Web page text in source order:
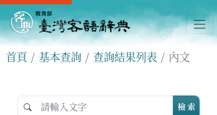
首頁 基本查詢 查詢結果列表 內文
檢 索